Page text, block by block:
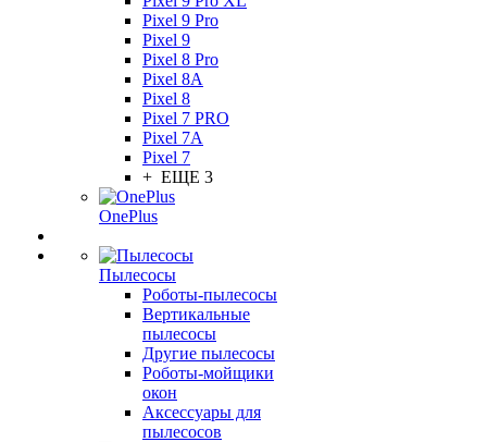
Pixel 9 Pro
Pixel 9
Pixel 8 Pro
Pixel 8A
Pixel 8
Pixel 7 PRO
Pixel 7A
Pixel 7
+ ЕЩЕ 3
OnePlus
Пылесосы
Роботы-пылесосы
Вертикальные
пылесосы
Другие пылесосы
Роботы-мойщики
окон
Аксессуары для
пылесосов